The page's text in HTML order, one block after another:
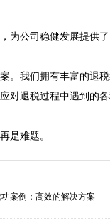
为公司稳健发展提供了
我们拥有丰富的退
退税过程中遇到的
案例：高效的解决方案